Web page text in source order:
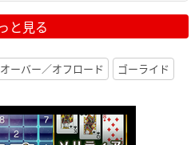
と見る
ーバー／オフロード ゴーライド